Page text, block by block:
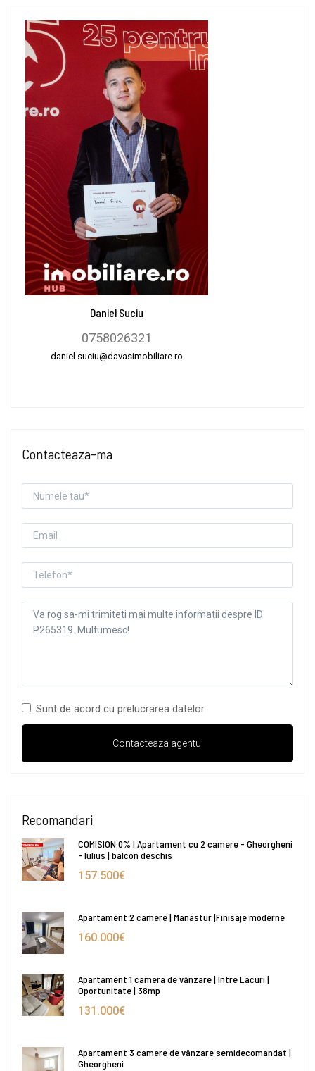
Daniel Suciu
0758026321
daniel.suciu@davasimobiliare.ro
Contacteaza-ma
Sunt de acord cu prelucrarea datelor
Recomandari
COMISION 0% | Apartament cu 2 camere - Gheorgheni
- Iulius | balcon deschis
157.500€
Apartament 2 camere | Manastur |Finisaje moderne
160.000€
Apartament 1 camera de vânzare | Intre Lacuri |
Oportunitate | 38mp
131.000€
Apartament 3 camere de vânzare semidecomandat |
Gheorgheni